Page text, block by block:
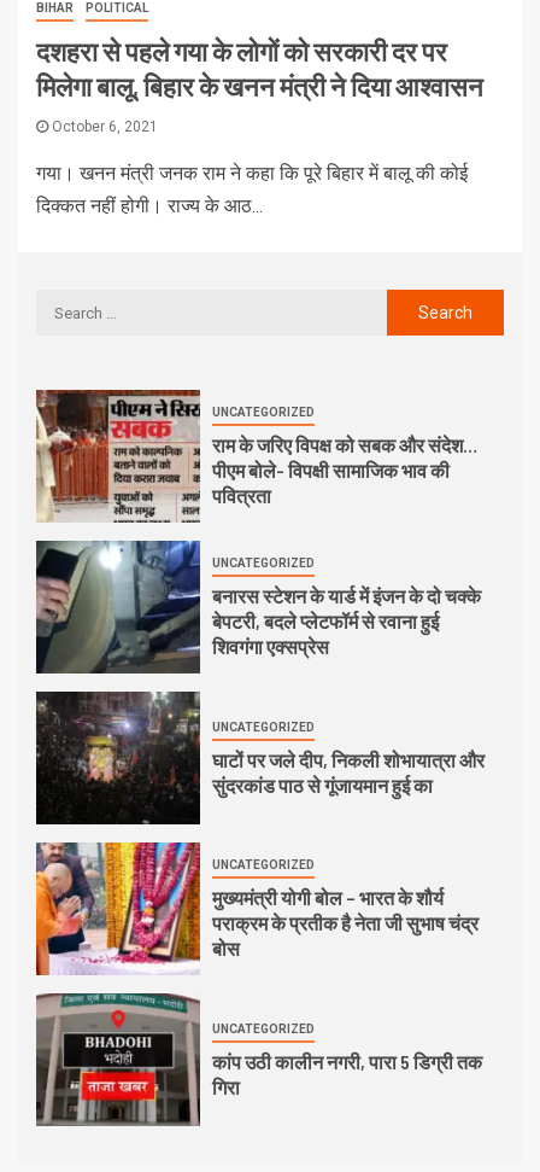
BIHAR POLITICAL
दशहरा से पहले गया के लोगों को सरकारी दर पर
मिलेगा बालू, बिहार के खनन मंत्री ने दिया आश्वासन
October 6, 2021
गया। खनन मंत्री जनक राम ने कहा कि पूरे बिहार में बालू की कोई
दिक्कत नहीं होगी। राज्य के आठ...
UNCATEGORIZED
राम के जरिए विपक्ष को सबक और संदेश…
पीएम बोले- विपक्षी सामाजिक भाव की
पवित्रता
UNCATEGORIZED
बनारस स्टेशन के यार्ड में इंजन के दो चक्के
बेपटरी, बदले प्लेटफॉर्म से रवाना हुई
शिवगंगा एक्सप्रेस
UNCATEGORIZED
घाटों पर जले दीप, निकली शोभायात्रा और
सुंदरकांड पाठ से गूंजायमान हुई का
UNCATEGORIZED
मुख्यमंत्री योगी बोल – भारत के शौर्य
पराक्रम के प्रतीक है नेता जी सुभाष चंद्र
बोस
UNCATEGORIZED
कांप उठी कालीन नगरी, पारा 5 डिग्री तक
गिरा